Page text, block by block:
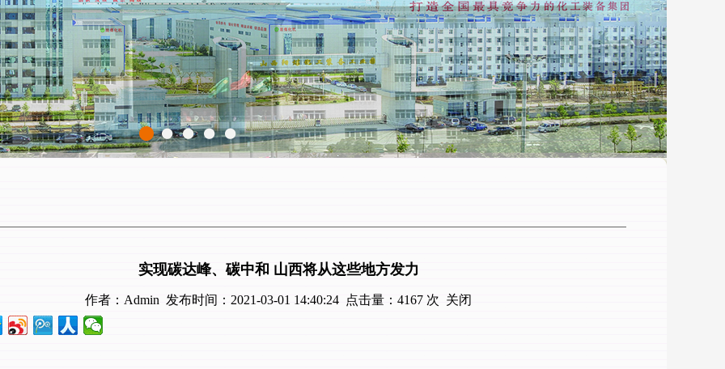
实现碳达峰、碳中和 山西将从这些地方发力
作者：Admin 发布时间：2021-03-01 14:40:24 点击量： 4167 次 关闭